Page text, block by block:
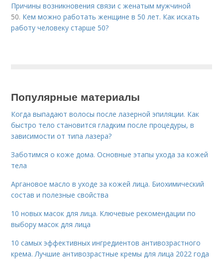
Причины возникновения связи с женатым мужчиной
50. Кем можно работать женщине в 50 лет. Как искать
работу человеку старше 50?
Популярные материалы
Когда выпадают волосы после лазерной эпиляции. Как
быстро тело становится гладким после процедуры, в
зависимости от типа лазера?
Заботимся о коже дома. Основные этапы ухода за кожей
тела
Аргановое масло в уходе за кожей лица. Биохимический
состав и полезные свойства
10 новых масок для лица. Ключевые рекомендации по
выбору масок для лица
10 самых эффективных ингредиентов антивозрастного
крема. Лучшие антивозрастные кремы для лица 2022 года